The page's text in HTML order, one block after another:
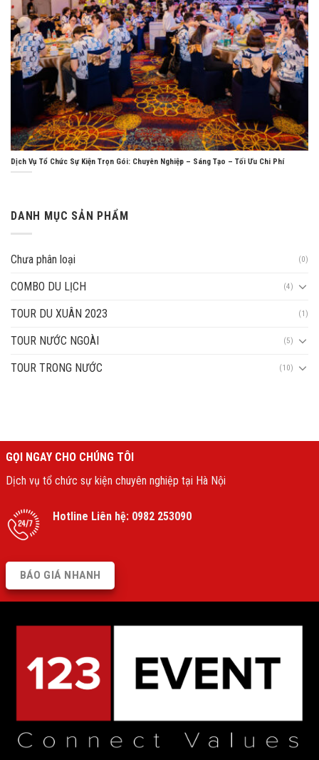
Dịch Vụ Tổ Chức Sự Kiện Trọn Gói: Chuyên Nghiệp – Sáng Tạo – Tối Ưu Chi Phí
DANH MỤC SẢN PHẨM
Chưa phân loại (0)
COMBO DU LỊCH (4)
TOUR DU XUÂN 2023 (1)
TOUR NƯỚC NGOÀI (5)
TOUR TRONG NƯỚC (10)
GỌI NGAY CHO CHÚNG TÔI
Dịch vụ tổ chức sự kiện chuyên nghiệp tại Hà Nội
Hotline Liên hệ: 0982 253090
BÁO GIÁ NHANH